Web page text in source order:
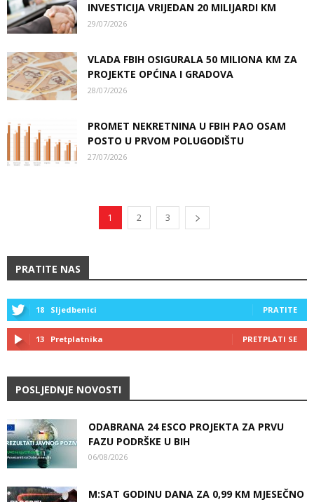
INVESTICIJA VRIJEDAN 20 MILIJARDI KM
29/07/2026
VLADA FBIH OSIGURALA 50 MILIONA KM ZA
PROJEKTE OPĆINA I GRADOVA
28/07/2026
PROMET NEKRETNINA U FBIH PAO OSAM
POSTO U PRVOM POLUGODIŠTU
27/07/2026
1 2 3
PRATITE NAS
18 Sljedbenici PRATITE
13 Pretplatnika PRETPLATI SE
POSLJEDNJE NOVOSTI
ODABRANA 24 ESCO PROJEKTA ZA PRVU
FAZU PODRŠKE U BIH
06/08/2026
M:SAT GODINU DANA ZA 0,99 KM MJESEČNO